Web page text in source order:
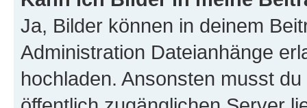
Ja, Bilder können in deinem
Administration Dateianhänge
hochladen. Ansonsten musst